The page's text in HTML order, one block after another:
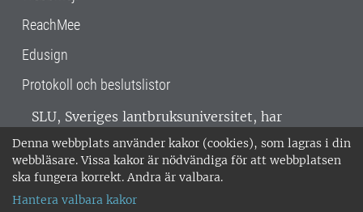
Denna webbplats använder kakor (cookies), som lagras i din
webbläsare. Vissa kakor är nödvändiga för att webbplatsen
ska fungera korrekt. Andra är valbara.
Hantera valbara kakor
ReachMee
Edusign
Protokoll och beslutslistor
SLU, Sveriges lantbruksuniversitet, har
verksamhet över hela Sverige. Huvudorter är
Alnarp, Uppsala och Umeå.SLU är
miljöcertifierat enligt ISO 14001. •
018-67 10 00 • Org nr: 202100-2817 •